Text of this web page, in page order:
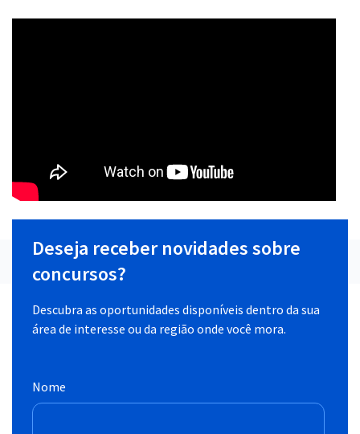
Deseja receber novidades sobre
concursos?
Descubra as oportunidades disponíveis dentro da sua
área de interesse ou da região onde você mora.
Nome